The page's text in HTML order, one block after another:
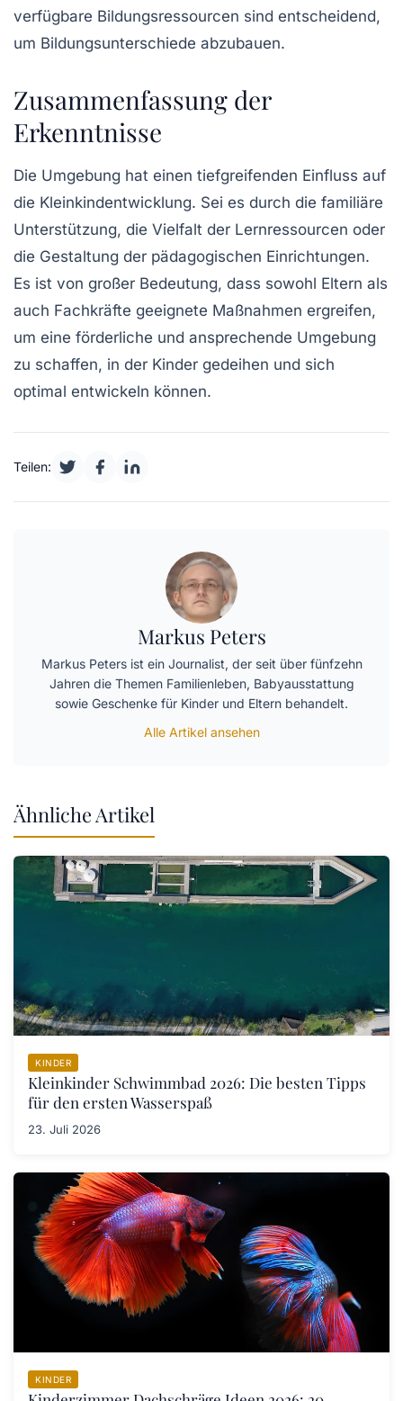
verfügbare Bildungsressourcen sind entscheidend,
um Bildungsunterschiede abzubauen.
Zusammenfassung der
Erkenntnisse
Die Umgebung hat einen tiefgreifenden Einfluss auf
die Kleinkindentwicklung. Sei es durch die familiäre
Unterstützung, die Vielfalt der Lernressourcen oder
die Gestaltung der pädagogischen Einrichtungen.
Es ist von großer Bedeutung, dass sowohl Eltern als
auch Fachkräfte geeignete Maßnahmen ergreifen,
um eine förderliche und ansprechende Umgebung
zu schaffen, in der Kinder gedeihen und sich
optimal entwickeln können.
Teilen:
Markus Peters
Markus Peters ist ein Journalist, der seit über fünfzehn
Jahren die Themen Familienleben, Babyausstattung
sowie Geschenke für Kinder und Eltern behandelt.
Alle Artikel ansehen
Ähnliche Artikel
KINDER
Kleinkinder Schwimmbad 2026: Die besten Tipps
für den ersten Wasserspaß
23. Juli 2026
KINDER